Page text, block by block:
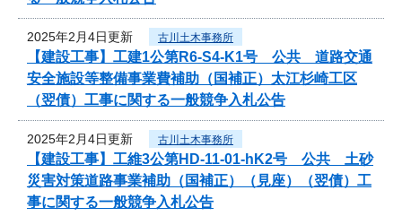
2025年2月4日更新 古川土木事務所
【建設工事】工建1公第R6-S4-K1号 公共 道路交通
安全施設等整備事業費補助（国補正）太江杉崎工区
（翌債）工事に関する一般競争入札公告
2025年2月4日更新 古川土木事務所
【建設工事】工維3公第HD-11-01-hK2号 公共 土砂
災害対策道路事業補助（国補正）（見座）（翌債）工
事に関する一般競争入札公告